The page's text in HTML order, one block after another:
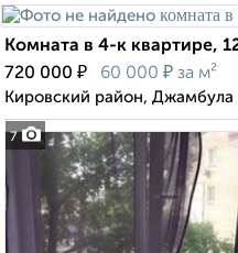
7
Комната в 4-к квартире,
720 000 ₽ 60 000 ₽ за м²
Кировский район, Джамбула